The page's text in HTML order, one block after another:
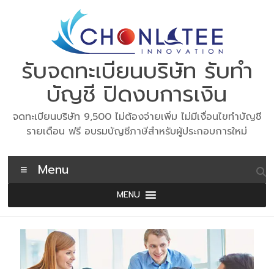
รับจดทะเบียนบริษัท รับทำ
บัญชี ปิดงบการเงิน
จดทะเบียนบริษัท 9,500 ไม่ต้องจ่ายเพิ่ม ไม่มีเงื่อนไขทำบัญชี
รายเดือน ฟรี อบรมบัญชีภาษีสำหรับผู้ประกอบการใหม่
Menu
MENU